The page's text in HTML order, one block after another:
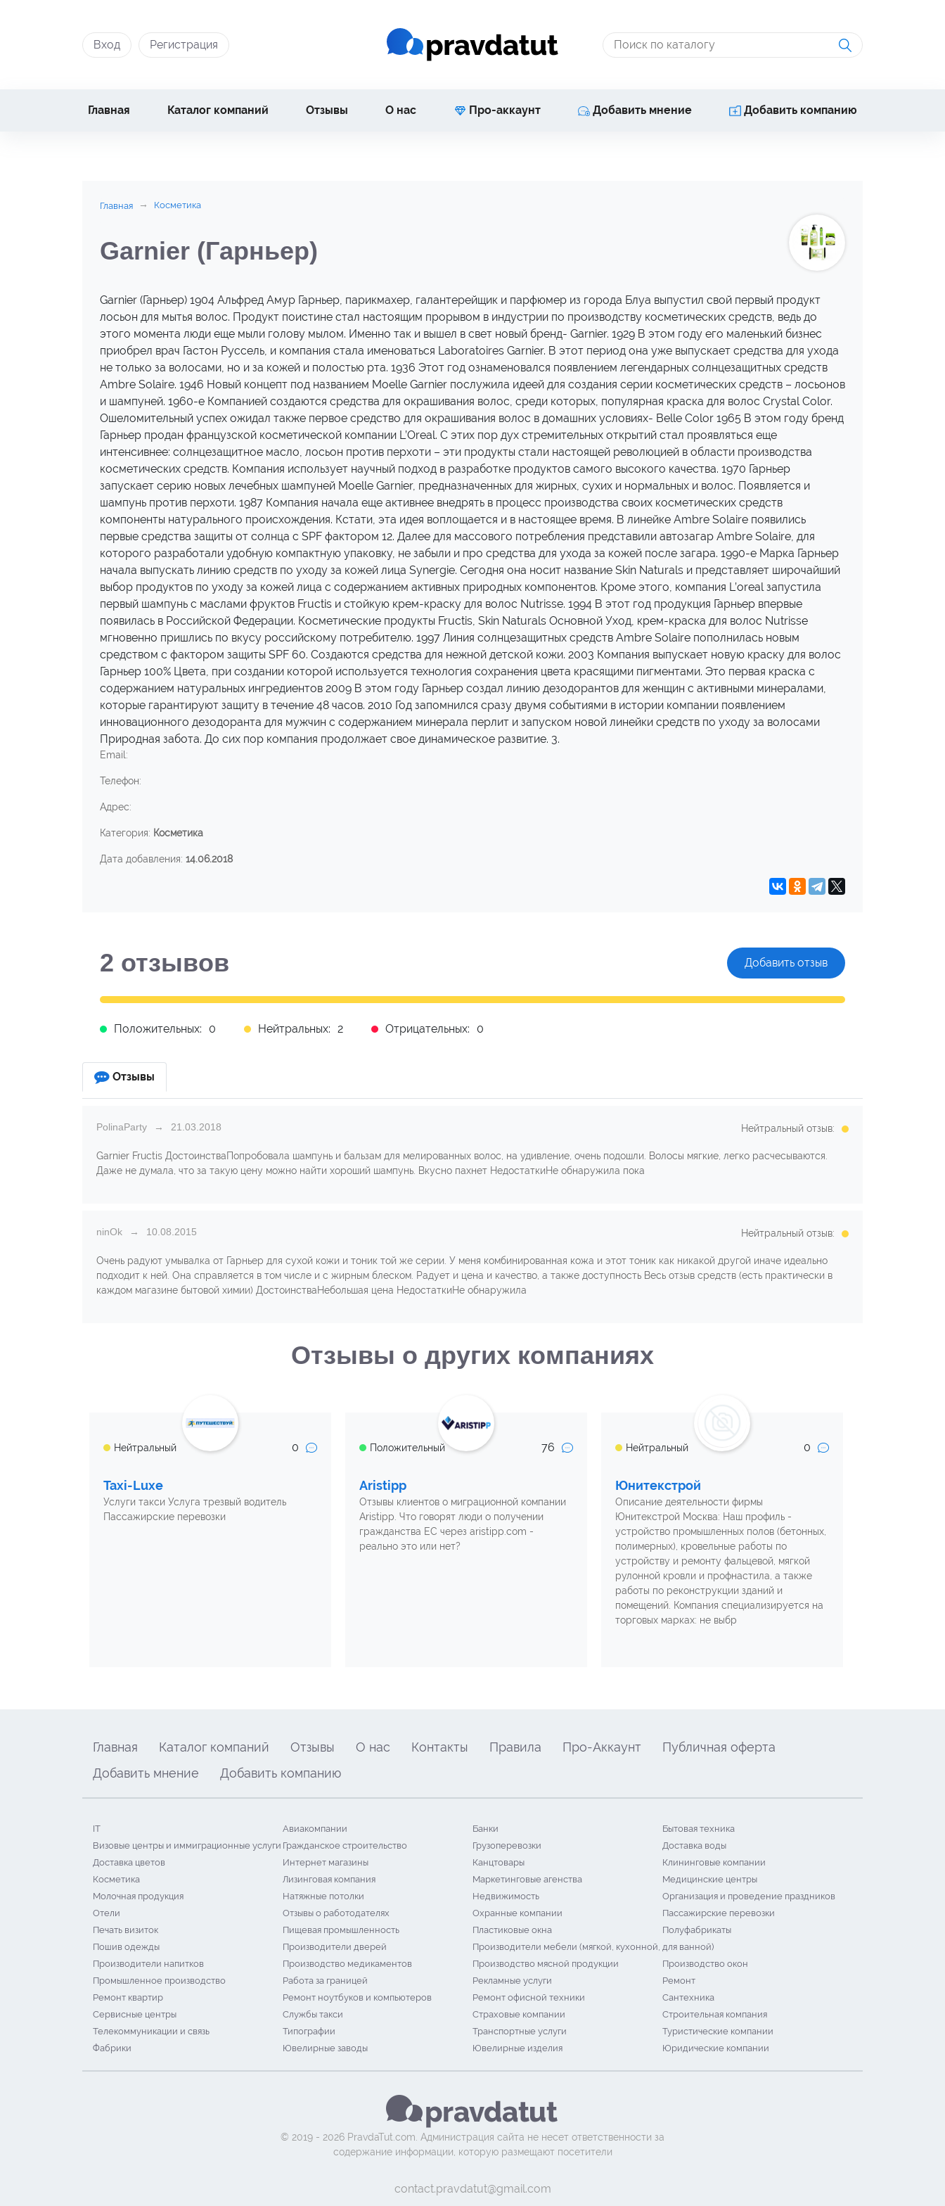
Вход Регистрация
Главная Каталог компаний Отзывы О нас Про-аккаунт Добавить мнение Добавить компанию
Главная Косметика
Garnier (Гарньер)
Garnier (Гарньер) 1904 Альфред Амур Гарньер, парикмахер, галантерейщик и парфюмер из города Блуа выпустил свой первый продукт
лосьон для мытья волос. Продукт поистине стал настоящим прорывом в индустрии по производству косметических средств, ведь до
этого момента люди еще мыли голову мылом. Именно так и вышел в свет новый бренд- Garnier. 1929 В этом году его маленький бизнес
приобрел врач Гастон Руссель, и компания стала именоваться Laboratoires Garnier. В этот период она уже выпускает средства для ухода
не только за волосами, но и за кожей и полостью рта. 1936 Этот год ознаменовался появлением легендарных солнцезащитных средств
Ambre Solaire. 1946 Новый концепт под названием Moelle Garnier послужила идеей для создания серии косметических средств – лосьонов
и шампуней. 1960-е Компанией создаются средства для окрашивания волос, среди которых, популярная краска для волос Crystal Color.
Ошеломительный успех ожидал также первое средство для окрашивания волос в домашних условиях- Belle Color 1965 В этом году бренд
Гарньер продан французской косметической компании L’Oreal. С этих пор дух стремительных открытий стал проявляться еще
интенсивнее: солнцезащитное масло, лосьон против перхоти – эти продукты стали настоящей революцией в области производства
косметических средств. Компания использует научный подход в разработке продуктов самого высокого качества. 1970 Гарньер
запускает серию новых лечебных шампуней Moelle Garnier, предназначенных для жирных, сухих и нормальных и волос. Появляется и
шампунь против перхоти. 1987 Компания начала еще активнее внедрять в процесс производства своих косметических средств
компоненты натурального происхождения. Кстати, эта идея воплощается и в настоящее время. В линейке Ambre Solaire появились
первые средства защиты от солнца с SPF фактором 12. Далее для массового потребления представили автозагар Ambre Solaire, для
которого разработали удобную компактную упаковку, не забыли и про средства для ухода за кожей после загара. 1990-е Марка Гарньер
начала выпускать линию средств по уходу за кожей лица Synergie. Сегодня она носит название Skin Naturals и представляет широчайший
выбор продуктов по уходу за кожей лица с содержанием активных природных компонентов. Кроме этого, компания L’oreal запустила
первый шампунь c маслами фруктов Fructis и стойкую крем-краску для волос Nutrisse. 1994 В этот год продукция Гарньер впервые
появилась в Российской Федерации. Косметические продукты Fructis, Skin Naturals Основной Уход, крем-краска для волос Nutrisse
мгновенно пришлись по вкусу российскому потребителю. 1997 Линия солнцезащитных средств Ambre Solaire пополнилась новым
средством с фактором защиты SPF 60. Создаются средства для нежной детской кожи. 2003 Компания выпускает новую краску для волос
Гарньер 100% Цвета, при создании которой используется технология сохранения цвета красящими пигментами. Это первая краска с
содержанием натуральных ингредиентов 2009 В этом году Гарньер создал линию дезодорантов для женщин с активными минералами,
которые гарантируют защиту в течение 48 часов. 2010 Год запомнился сразу двумя событиями в истории компании появлением
инновационного дезодоранта для мужчин с содержанием минерала перлит и запуском новой линейки средств по уходу за волосами
Природная забота. До сих пор компания продолжает свое динамическое развитие. 3.
Email:
Телефон:
Адрес:
Категория: Косметика
Дата добавления: 14.06.2018
2 отзывов Добавить отзыв
Положительных: 0 Нейтральных: 2 Отрицательных: 0
Отзывы
PolinaParty 21.03.2018 Нейтральный отзыв:
Garnier Fructis ДостоинстваПопробовала шампунь и бальзам для мелированных волос, на удивление, очень подошли. Волосы мягкие, легко расчесываются.
Даже не думала, что за такую цену можно найти хороший шампунь. Вкусно пахнет НедостаткиНе обнаружила пока
ninOk 10.08.2015 Нейтральный отзыв:
Очень радуют умывалка от Гарньер для сухой кожи и тоник той же серии. У меня комбинированная кожа и этот тоник как никакой другой иначе идеально
подходит к ней. Она справляется в том числе и с жирным блеском. Радует и цена и качество, а также доступность Весь отзыв средств (есть практически в
каждом магазине бытовой химии) ДостоинстваНебольшая цена НедостаткиНе обнаружила
Отзывы о других компаниях
Нейтральный 0
Taxi-Luxe
Услуги такси Услуга трезвый водитель
Пассажирские перевозки
Положительный 76
Aristipp
Отзывы клиентов о миграционной компании
Aristipp. Что говорят люди о получении
гражданства ЕС через aristipp.com -
реально это или нет?
Нейтральный 0
Юнитекстрой
Описание деятельности фирмы
Юнитекстрой Москва: Наш профиль -
устройство промышленных полов (бетонных,
полимерных), кровельные работы по
устройству и ремонту фальцевой, мягкой
рулонной кровли и профнастила, а также
работы по реконструкции зданий и
помещений. Компания специализируется на
торговых марках: не выбр
Главная Каталог компаний Отзывы О нас Контакты Правила Про-Аккаунт
Публичная оферта
Добавить мнение
Добавить компанию
IT Авиакомпании Банки
Бытовая техника
Визовые центры и иммиграционные услуги Гражданское строительство Грузоперевозки
Доставка воды
Доставка цветов
Интернет магазины Канцтовары
Клининговые компании
Косметика
Лизинговая компания Маркетинговые агенства
Медицинские центры
Молочная продукция
Натяжные потолки Недвижимость
Организация и проведение праздников
Отели
Отзывы о работодателях Охранные компании
Пассажирские перевозки
Печать визиток
Пищевая промышленность Пластиковые окна
Полуфабрикаты
Пошив одежды
Производители дверей
Производители мебели (мягкой, кухонной, для ванной)
Производители напитков
Производство медикаментов Производство мясной продукции
Производство окон
Промышленное производство
Работа за границей Рекламные услуги
Ремонт
Ремонт квартир
Ремонт ноутбуков и компьютеров Ремонт офисной техники
Сантехника
Сервисные центры
Службы такси Страховые компании
Строительная компания
Телекоммуникации и связь
Типографии Транспортные услуги
Туристические компании
Фабрики
Ювелирные заводы Ювелирные изделия Юридические компании
© 2019 - 2026 PravdaTut.com. Администрация сайта не несет ответственности за
содержание информации, которую размещают посетители
contact.pravdatut@gmail.com